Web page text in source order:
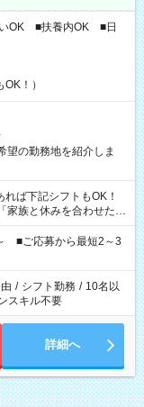
OK ■扶養内OK ■日
！）
の勤務地を紹介しま
」 「できれば残業はし
ワーク希望
間と、もう1つのお仕事
合は応募できません。
■ご応募から最短2～3
/ シフト勤務 / 10名以
スキル不要
詳細へ